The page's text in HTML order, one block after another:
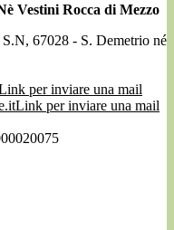
Vestini Rocca di Mezzo
67028 - S. Demetrio né
per inviare una mail
Link per inviare una mail